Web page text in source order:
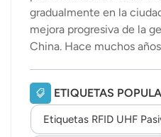
gradualmente en la
mejora progresiva de la
China. Hace muchos
tecnología RFID en los
pero no es universal en
Actualmente, algunas
utilizar esta tecnología u
ETIQUETAS
Etiquetas RFID UHF